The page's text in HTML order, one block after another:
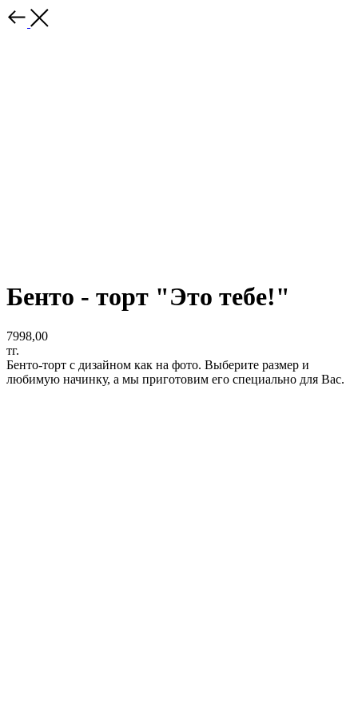
Бенто - торт "Это тебе!"
7998,00
тг.
Бенто-торт с дизайном как на фото. Выберите размер и
любимую начинку, а мы приготовим его специально для Вас.